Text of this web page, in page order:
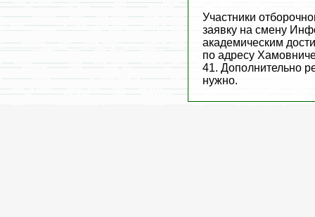
Участники
заявку на смену
академическим
по адресу
41. Дополнительно
нужно.